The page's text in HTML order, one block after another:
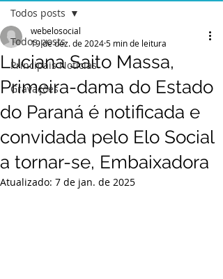
Todos posts
Principais Notícias
Gravações
Todos posts
Luciana Saito Massa,
Primeira-dama do Estado
do Paraná é notificada e
convidada pelo Elo Social
a tornar-se, Embaixadora
webelosocial
19 de dez. de 20245 min de leitura
Atualizado: 7 de jan. de 2025